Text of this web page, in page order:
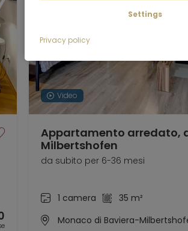
Video
Appartamento arredato,
Milbertshofen
da subito per 6-36 mesi
1 camera
35 m²
Monaco di Baviera-
Settings
Privacy policy